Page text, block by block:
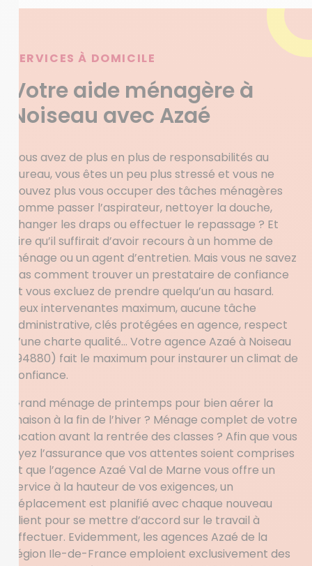
SERVICES À DOMICILE
Votre aide ménagère à
Noiseau avec Azaé
Vous avez de plus en plus de responsabilités au
bureau, vous êtes un peu plus stressé et vous ne
pouvez plus vous occuper des tâches ménagères
comme passer l’aspirateur, nettoyer la douche,
changer les draps ou effectuer le repassage ? Et
dire qu’il suffirait d’avoir recours à un homme de
ménage ou un agent d’entretien. Mais vous ne savez
pas comment trouver un prestataire de confiance
et vous excluez de prendre quelqu’un au hasard.
Deux intervenantes maximum, aucune tâche
administrative, clés protégées en agence, respect
d’une charte qualité… Votre agence Azaé à Noiseau
(94880) fait le maximum pour instaurer un climat de
confiance.
Grand ménage de printemps pour bien aérer la
maison à la fin de l’hiver ? Ménage complet de votre
location avant la rentrée des classes ? Afin que vous
ayez l’assurance que vos attentes soient comprises
et que l’agence Azaé Val de Marne vous offre un
service à la hauteur de vos exigences, un
déplacement est planifié avec chaque nouveau
client pour se mettre d’accord sur le travail à
effectuer. Evidemment, les agences Azaé de la
région Ile-de-France emploient exclusivement des